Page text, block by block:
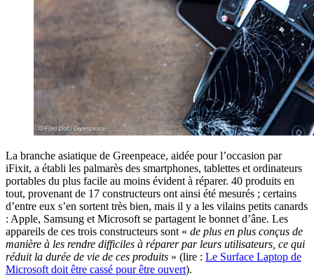
La branche asiatique de Greenpeace, aidée pour l’occasion par
iFixit, a établi les palmarès des smartphones, tablettes et ordinateurs
portables du plus facile au moins évident à réparer. 40 produits en
tout, provenant de 17 constructeurs ont ainsi été mesurés ; certains
d’entre eux s’en sortent très bien, mais il y a les vilains petits canards
: Apple, Samsung et Microsoft se partagent le bonnet d’âne. Les
appareils de ces trois constructeurs sont « de plus en plus conçus de
manière à les rendre difficiles à réparer par leurs utilisateurs, ce qui
réduit la durée de vie de ces produits » (lire : Le Surface Laptop de
Microsoft doit être cassé pour être ouvert).